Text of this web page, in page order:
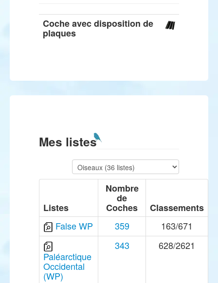
Coche avec disposition de
plaques
Mes listes
Listes
Nombre
de
Coches
Classements
False WP
359 163/671
Paléarctique
Occidental
(WP)
343 628/2621